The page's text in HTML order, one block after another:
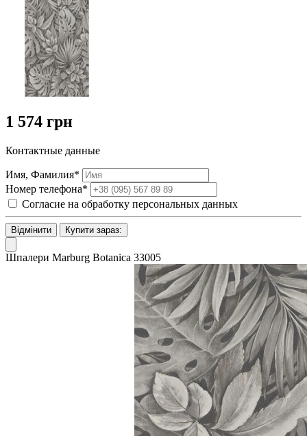
1 574 грн
Контактные данные
Имя, Фамилия*
Номер телефона*
Согласие на обработку персональных данных
Відмінити Купити зараз:
Шпалери Marburg Botanica 33005